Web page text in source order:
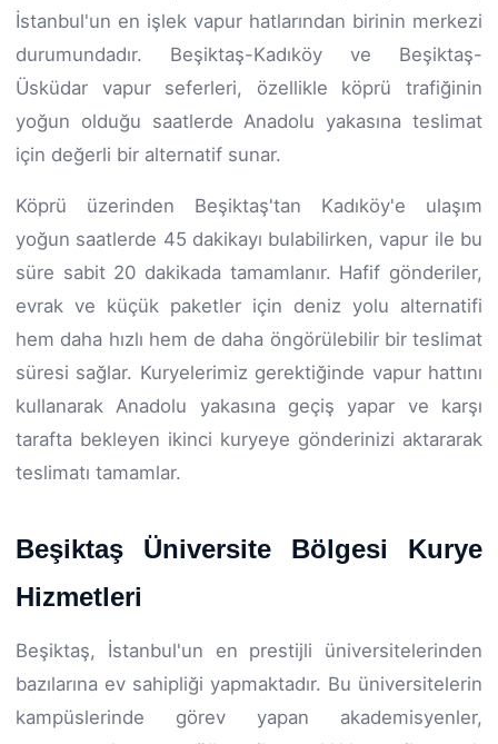
İstanbul'un en işlek vapur hatlarından birinin merkezi
durumundadır. Beşiktaş-Kadıköy ve Beşiktaş-
Üsküdar vapur seferleri, özellikle köprü trafiğinin
yoğun olduğu saatlerde Anadolu yakasına teslimat
için değerli bir alternatif sunar.
Köprü üzerinden Beşiktaş'tan Kadıköy'e ulaşım
yoğun saatlerde 45 dakikayı bulabilirken, vapur ile bu
süre sabit 20 dakikada tamamlanır. Hafif gönderiler,
evrak ve küçük paketler için deniz yolu alternatifi
hem daha hızlı hem de daha öngörülebilir bir teslimat
süresi sağlar. Kuryelerimiz gerektiğinde vapur hattını
kullanarak Anadolu yakasına geçiş yapar ve karşı
tarafta bekleyen ikinci kuryeye gönderinizi aktararak
teslimatı tamamlar.
Beşiktaş Üniversite Bölgesi Kurye
Hizmetleri
Beşiktaş, İstanbul'un en prestijli üniversitelerinden
bazılarına ev sahipliği yapmaktadır. Bu üniversitelerin
kampüslerinde görev yapan akademisyenler,